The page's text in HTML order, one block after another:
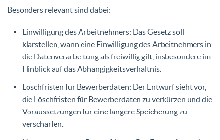
Besonders relevant sind dabei:
Einwilligung des Arbeitnehmers: Das Gesetz soll
klarstellen, wann eine Einwilligung des Arbeitnehmers in
die Datenverarbeitung als freiwillig gilt, insbesondere im
Hinblick auf das Abhängigkeitsverhältnis.
Löschfristen für Bewerberdaten: Der Entwurf sieht vor,
die Löschfristen für Bewerberdaten zu verkürzen und die
Voraussetzungen für eine längere Speicherung zu
verschärfen.